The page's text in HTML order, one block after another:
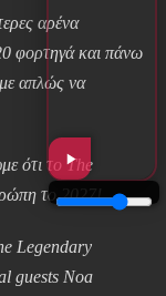
αρένα
φορτηγά και πάνω
απλώς να
ότι το The
το 2027!
Legendary
guests Noa